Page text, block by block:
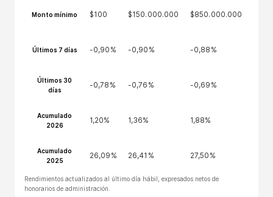
Monto mínimo $100 $150.000.000 $850.000.000
Últimos 7 días -0,90% -0,90% -0,88%
Últimos 30
días
-0,78% -0,76% -0,69%
Acumulado
2026
1,20% 1,36% 1,88%
Acumulado
2025
26,09% 26,41% 27,50%
Rendimientos actualizados al último día hábil, expresados netos de
honorarios de administración.